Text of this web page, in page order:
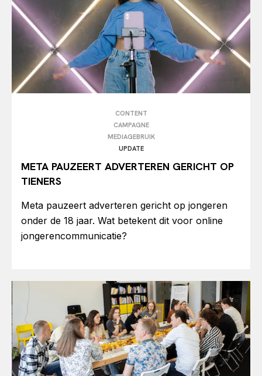
CONTENT
CAMPAGNE
MEDIAGEBRUIK
UPDATE
META PAUZEERT ADVERTEREN GERICHT OP
TIENERS
Meta pauzeert adverteren gericht op jongeren
onder de 18 jaar. Wat betekent dit voor online
jongerencommunicatie?